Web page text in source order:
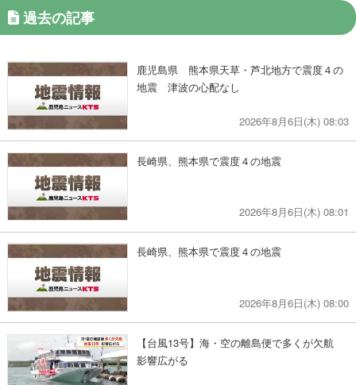
過去の記事
鹿児島県 熊本県天草・芦北地方で震度４の
地震 津波の心配なし
2026年8月6日(木) 08:03
長崎県、熊本県で震度４の地震
2026年8月6日(木) 08:01
長崎県、熊本県で震度４の地震
2026年8月6日(木) 08:00
【台風13号】海・空の離島便で多くが欠航
影響広がる